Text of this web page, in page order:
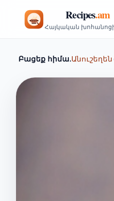
Հայկական
Բացեք հիմա.Անուշեղեն